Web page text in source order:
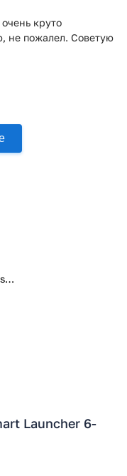
круто
не пожалел. Советую
Wave - Customizable Lock scree
Launcher 6-